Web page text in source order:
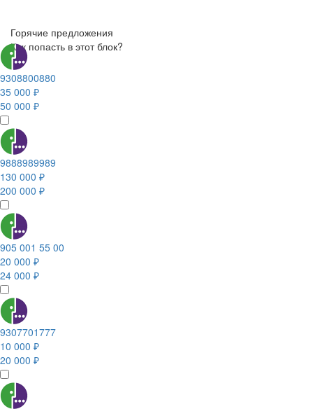
Горячие предложения
Как попасть в этот блок?
9308800880
35 000 ₽
50 000 ₽
9888989989
130 000 ₽
200 000 ₽
905 001 55 00
20 000 ₽
24 000 ₽
9307701777
10 000 ₽
20 000 ₽